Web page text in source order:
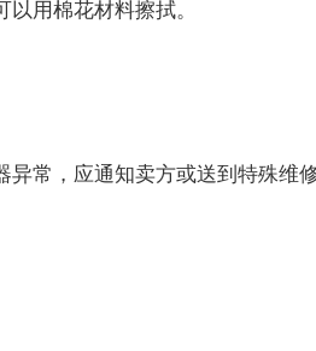
用棉花材料擦拭。
常，应通知卖方或送到特殊维